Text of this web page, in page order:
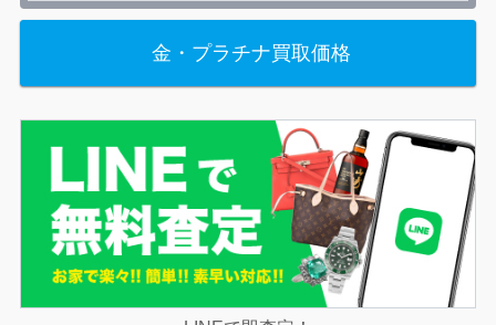
金・プラチナ買取価格